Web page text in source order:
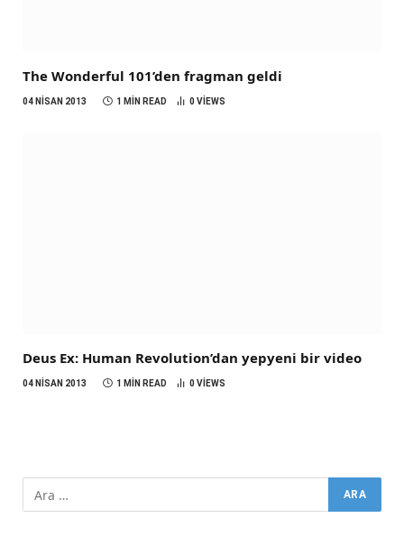
The Wonderful 101’den fragman geldi
04 NISAN 2013 1 MIN READ 0 VIEWS
Deus Ex: Human Revolution’dan yepyeni bir video
04 NISAN 2013 1 MIN READ 0 VIEWS